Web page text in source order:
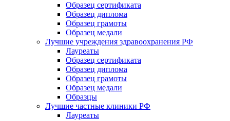
Образец сертификата
Образец диплома
Образец грамоты
Образец медали
Лучшие учреждения здравоохранения РФ
Лауреаты
Образец сертификата
Образец диплома
Образец грамоты
Образец медали
Образцы
Лучшие частные клиники РФ
Лауреаты